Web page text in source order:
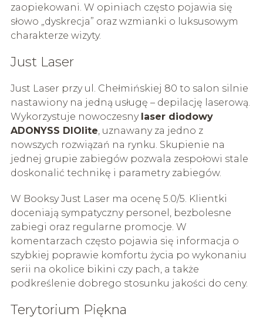
zaopiekowani. W opiniach często pojawia się
słowo „dyskrecja” oraz wzmianki o luksusowym
charakterze wizyty.
Just Laser
Just Laser przy ul. Chełmińskiej 80 to salon silnie
nastawiony na jedną usługę – depilację laserową.
Wykorzystuje nowoczesny laser diodowy
ADONYSS DIOlite, uznawany za jedno z
nowszych rozwiązań na rynku. Skupienie na
jednej grupie zabiegów pozwala zespołowi stale
doskonalić technikę i parametry zabiegów.
W Booksy Just Laser ma ocenę 5.0/5. Klientki
doceniają sympatyczny personel, bezbolesne
zabiegi oraz regularne promocje. W
komentarzach często pojawia się informacja o
szybkiej poprawie komfortu życia po wykonaniu
serii na okolice bikini czy pach, a także
podkreślenie dobrego stosunku jakości do ceny.
Terytorium Piękna